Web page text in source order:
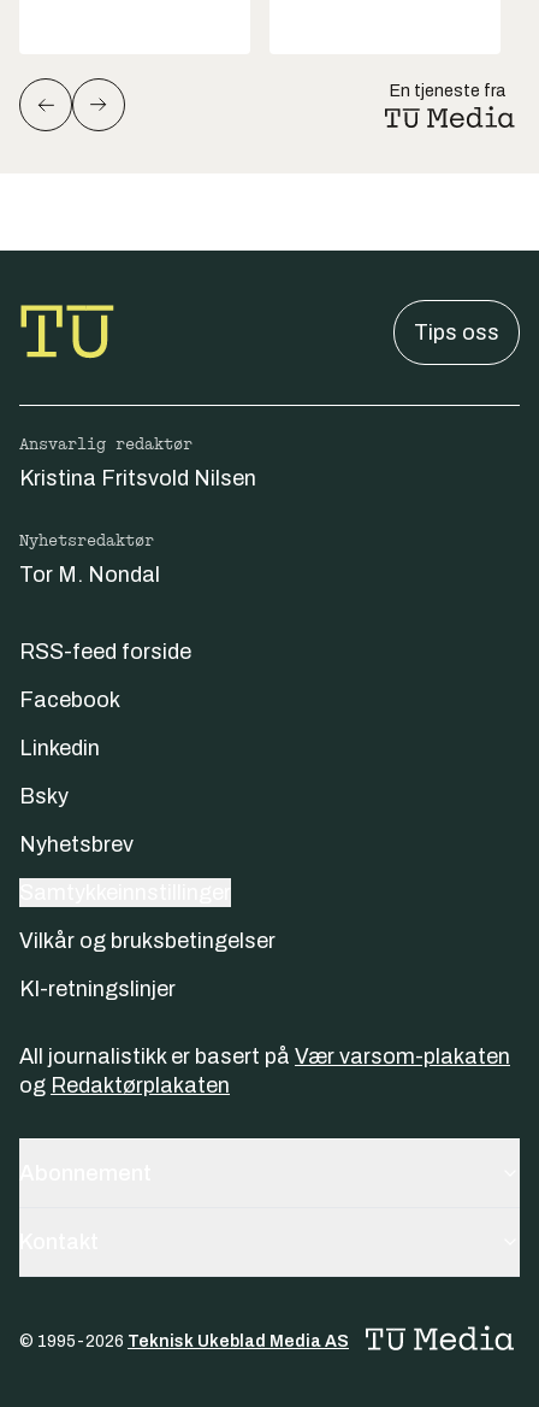
En tjeneste fra
Tips oss
Ansvarlig redaktør
Kristina Fritsvold Nilsen
Nyhetsredaktør
Tor M. Nondal
RSS-feed forside
Facebook
Linkedin
Bsky
Nyhetsbrev
Vilkår og bruksbetingelser
KI-retningslinjer
All journalistikk er basert på Vær varsom-plakaten
og Redaktørplakaten
© 1995-2026 Teknisk Ukeblad Media AS